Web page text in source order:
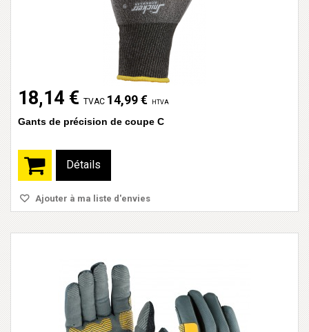
18,14 € TVAC 14,99 € HTVA
Gants de précision de coupe C
Détails
Ajouter à ma liste d'envies